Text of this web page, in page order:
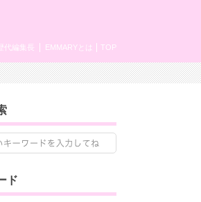
TOP
EMMARYとは
代編集長
ド